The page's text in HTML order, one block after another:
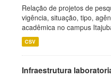
Relação de projetos de
vigência, situação, tipo,
acadêmica no campus
CSV
Infraestrutura